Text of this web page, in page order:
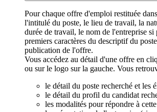
Pour chaque offre d'emploi restituée
l'intitulé du poste, le lieu de travail, la
durée de travail, le nom de l'entreprise si
premiers caractères du descriptif du
publication de l'offre.
Vous accédez au détail d'une offre en
ou sur le logo sur la gauche. Vous
le détail du poste recherché et les
le détail du profil du candidat
les modalités pour répondre à